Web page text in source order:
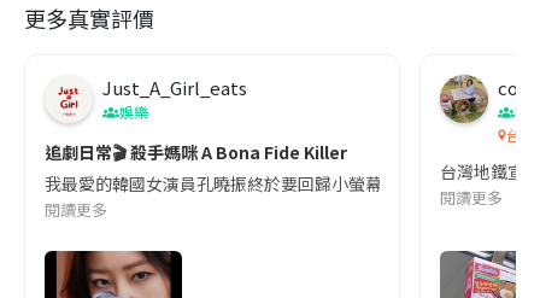
更多真實評價
Just_A_Girl_eats
娛樂
追劇日常🎬 殺手媽咪 A Bona Fide Killer
我最愛的韓國女演員孔曉振終於要回歸小螢幕啦!這次的劇本改編
閱讀更多
co
吹
台灣
台灣地鐵宣
閱讀更多